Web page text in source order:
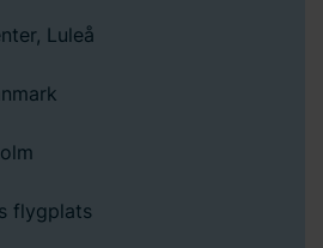
Luleå
flygplats